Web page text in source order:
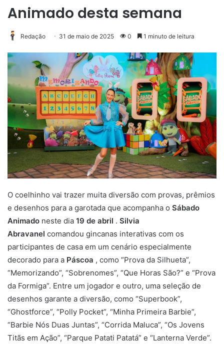
Animado desta semana
Redação 31 de maio de 2025 0 1 minuto de leitura
O coelhinho vai trazer muita diversão com provas, prêmios
e desenhos para a garotada que acompanha o Sábado
Animado neste dia 19 de abril . Silvia
Abravanel comandou gincanas interativas com os
participantes de casa em um cenário especialmente
decorado para a Páscoa , como “Prova da Silhueta”,
“Memorizando”, “Sobrenomes”, “Que Horas São?” e “Prova
da Formiga”. Entre um jogador e outro, uma seleção de
desenhos garante a diversão, como “Superbook”,
“Ghostforce”, “Polly Pocket”, “Minha Primeira Barbie”,
“Barbie Nós Duas Juntas”, “Corrida Maluca”, “Os Jovens
Titãs em Ação”, “Parque Patati Patatá” e “Lanterna Verde”.